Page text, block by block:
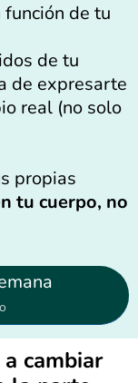
de tu
de tu
de expresarte
real (no solo
propias
tu cuerpo, no
cambiar